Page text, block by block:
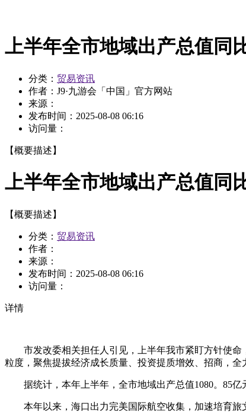
上半年全市地域出产总值同
分类： 贸易资讯
作者： J9·九游会「中国」官方网站
来源：
发布时间： 2025-08-08 06:16
访问量：
【概要描述】
上半年全市地域出产总值同
【概要描述】
分类： 贸易资讯
作者：
来源：
发布时间： 2025-08-08 06:16
访问量：
详情
市发改委相关担任人引见，上半年我市紧盯方针使命
粒度，聚焦提拔经济成长质量、投资提质增效、招商，
据统计，本年上半年，全市地域出产总值1080。85亿
本年以来，海口出力完美国际航空收集，加速培育旅文